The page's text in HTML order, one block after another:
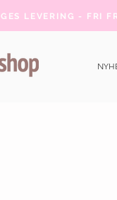
LEVERING - FRI